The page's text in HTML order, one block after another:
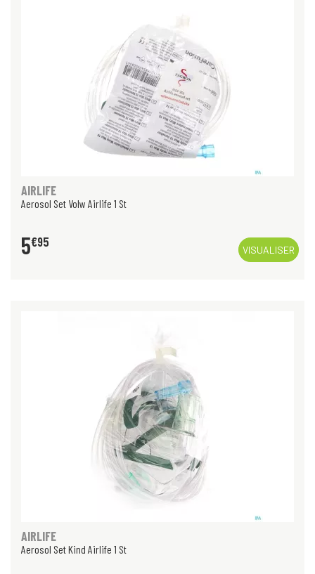
AIRLIFE
Aerosol Set Volw Airlife 1 St
5€95
VISUALISER
AIRLIFE
Aerosol Set Kind Airlife 1 St